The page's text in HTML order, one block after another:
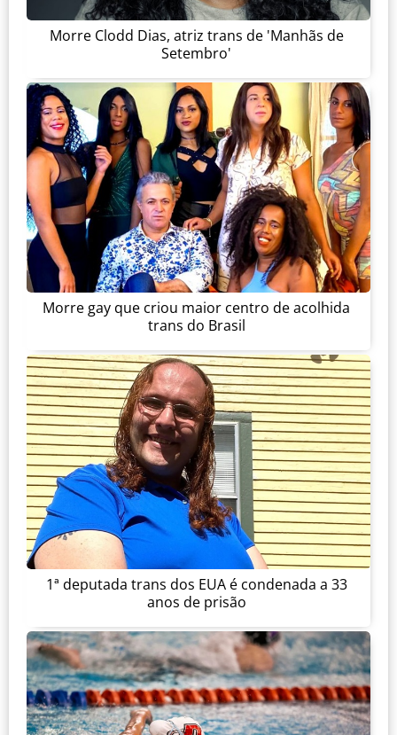
Morre Clodd Dias, atriz trans de 'Manhãs de
Setembro'
Morre gay que criou maior centro de acolhida
trans do Brasil
1ª deputada trans dos EUA é condenada a 33
anos de prisão